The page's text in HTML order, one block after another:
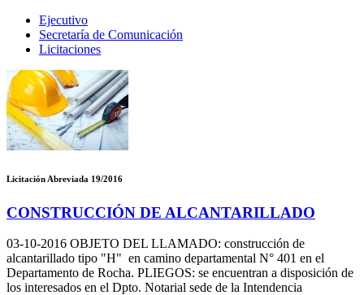
Ejecutivo
Secretaría de Comunicación
Licitaciones
Licitación Abreviada 19/2016
CONSTRUCCIÓN DE ALCANTARILLADO
03-10-2016 OBJETO DEL LLAMADO: construcción de
alcantarillado tipo "H" en camino departamental N° 401 en el
Departamento de Rocha. PLIEGOS: se encuentran a disposición de
los interesados en el Dpto. Notarial sede de la Intendencia